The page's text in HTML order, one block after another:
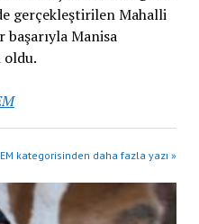
gerçekleştirilen Mahalli
Manisa
oldu.
kategorisinden daha fazla yazı »